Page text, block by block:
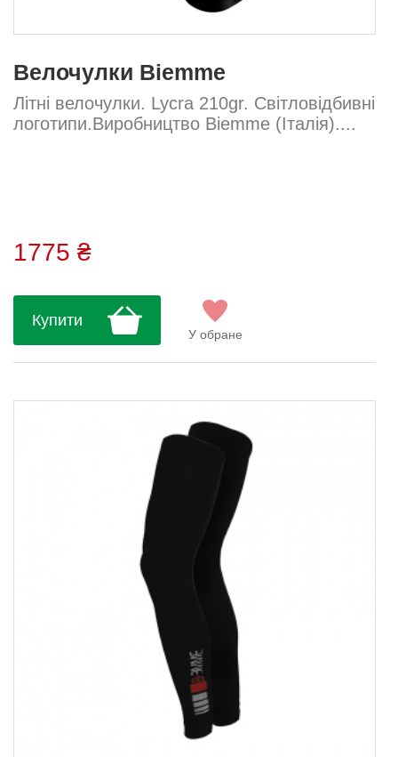
Велочулки Biemme
Літні велочулки. Lycra 210gr. Світловідбивні
логотипи.Виробництво Biemme (Італія)....
1775 ₴
Купити
У обране